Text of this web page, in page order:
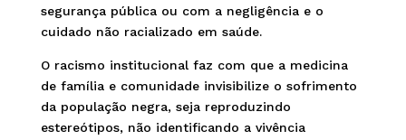
segurança pública ou com a negligência e o
cuidado não racializado em saúde.
O racismo institucional faz com que a medicina
de família e comunidade invisibilize o sofrimento
da população negra, seja reproduzindo
estereótipos, não identificando a vivência